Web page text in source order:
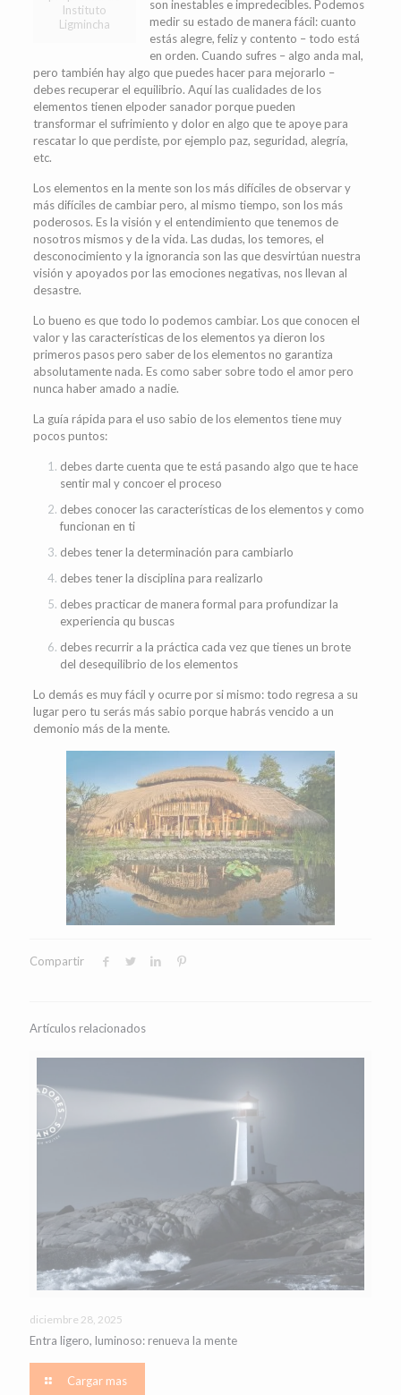
Instituto
Ligmincha
son inestables e impredecibles. Podemos
medir su estado de manera fácil: cuanto
estás alegre, feliz y contento – todo está
en orden. Cuando sufres – algo anda mal,
pero también hay algo que puedes hacer para mejorarlo –
debes recuperar el equilibrio. Aquí las cualidades de los
elementos tienen elpoder sanador porque pueden
transformar el sufrimiento y dolor en algo que te apoye para
rescatar lo que perdiste, por ejemplo paz, seguridad, alegría,
etc.
Los elementos en la mente son los más difíciles de observar y
más difíciles de cambiar pero, al mismo tiempo, son los más
poderosos. Es la visión y el entendimiento que tenemos de
nosotros mismos y de la vida. Las dudas, los temores, el
desconocimiento y la ignorancia son las que desvirtúan nuestra
visión y apoyados por las emociones negativas, nos llevan al
desastre.
Lo bueno es que todo lo podemos cambiar. Los que conocen el
valor y las características de los elementos ya dieron los
primeros pasos pero saber de los elementos no garantiza
absolutamente nada. Es como saber sobre todo el amor pero
nunca haber amado a nadie.
La guía rápida para el uso sabio de los elementos tiene muy
pocos puntos:
debes darte cuenta que te está pasando algo que te hace
sentir mal y concoer el proceso
debes conocer las características de los elementos y como
funcionan en ti
debes tener la determinación para cambiarlo
debes tener la disciplina para realizarlo
debes practicar de manera formal para profundizar la
experiencia qu buscas
debes recurrir a la práctica cada vez que tienes un brote
del desequilibrio de los elementos
Lo demás es muy fácil y ocurre por si mismo: todo regresa a su
lugar pero tu serás más sabio porque habrás vencido a un
demonio más de la mente.
Compartir
Artículos relacionados
diciembre 28, 2025
Entra ligero, luminoso: renueva la mente
Cargar mas